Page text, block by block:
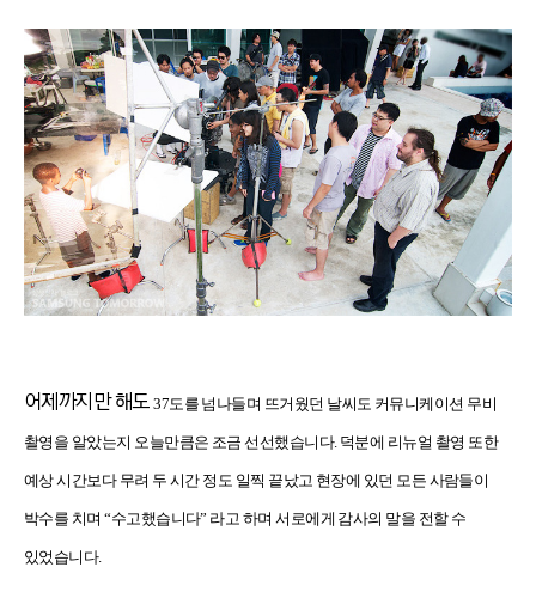
어제까지만 해도37도를 넘나들며 뜨거웠던 날씨도 커뮤니케이션 무비
촬영을 알았는지 오늘만큼은 조금 선선했습니다. 덕분에 리뉴얼 촬영 또한
예상 시간보다 무려 두 시간 정도 일찍 끝났고 현장에 있던 모든 사람들이
박수를 치며 “수고했습니다” 라고 하며 서로에게 감사의 말을 전할 수
있었습니다.